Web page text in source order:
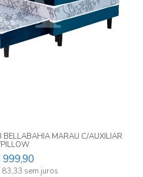
MARAU C/AUXILIAR
999,90
83,33 sem juros